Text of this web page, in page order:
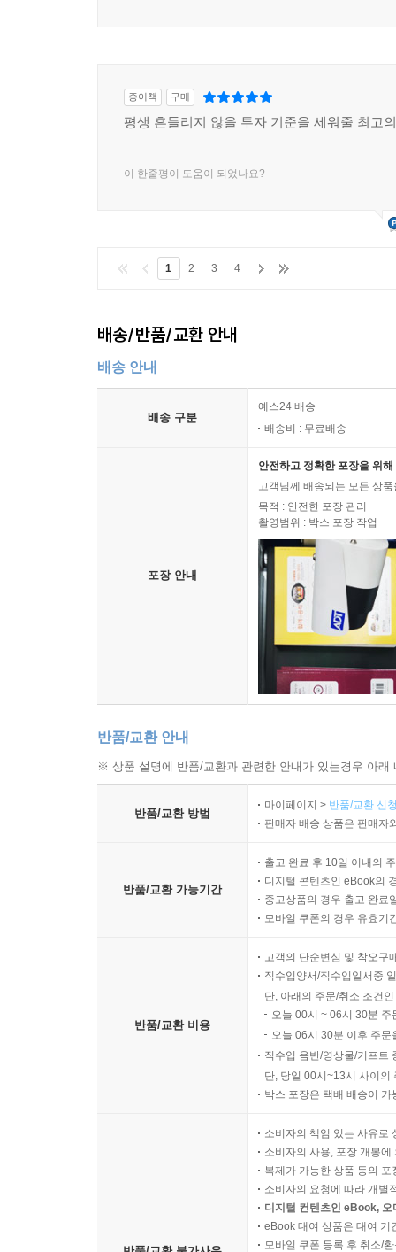
종이책 구매
평생 흔들리지 않을 투자 기준을 세워줄 최고
이 한줄평이 도움이 되었나요?
1 2 3 4
배송/반품/교환 안내
배송 안내
배송 구분
예스24 배송
배송비 : 무료배송
포장 안내
안전하고 정확한 포장을 위
고객님께 배송되는 모든 상
목적 : 안전한 포장 관리
촬영범위 : 박스 포장 작업
반품/교환 안내
※ 상품 설명에 반품/교환과 관련한 안내가 있는경우 아
반품/교환 방법
마이페이지 > 반품/교환 신
판매자 배송 상품은 판매자
반품/교환 가능기간
출고 완료 후 10일 이내의
디지털 콘텐츠인 eBook의
중고상품의 경우 출고 완료
모바일 쿠폰의 경우 유효기
반품/교환 비용
고객의 단순변심 및 착오구
직수입양서/직수입일서중
단, 아래의 주문/취소 조건
오늘 00시 ~ 06시 30분
오늘 06시 30분 이후 주
직수입 음반/영상물/기프트
단, 당일 00시~13시 사이의
박스 포장은 택배 배송이
소비자의 책임 있는 사유로
소비자의 사용, 포장 개봉
복제가 가능한 상품 등의
소비자의 요청에 따라 개별
디지털 컨텐츠인 eBook,
eBook 대여 상품은 대여 기
모바일 쿠폰 등록 후 취소/